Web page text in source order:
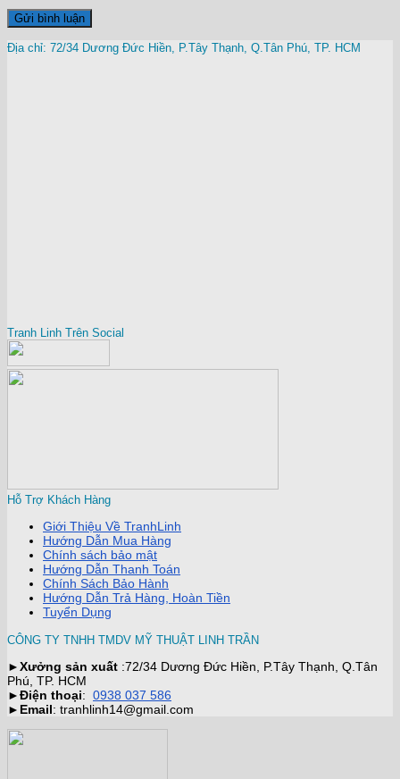
Địa chỉ: 72/34 Dương Đức Hiền, P.Tây Thạnh, Q.Tân Phú, TP. HCM
Tranh Linh Trên Social
Hỗ Trợ Khách Hàng
Giới Thiệu Về TranhLinh
Hướng Dẫn Mua Hàng
Chính sách bảo mật
Hướng Dẫn Thanh Toán
Chính Sách Bảo Hành
Hướng Dẫn Trả Hàng, Hoàn Tiền
Tuyển Dụng
CÔNG TY TNHH TMDV MỸ THUẬT LINH TRẦN
►Xưởng sản xuất :72/34 Dương Đức Hiền, P.Tây Thạnh, Q.Tân
Phú, TP. HCM
►Điện thoại: 0938 037 586
► Email: tranhlinh14@gmail.com